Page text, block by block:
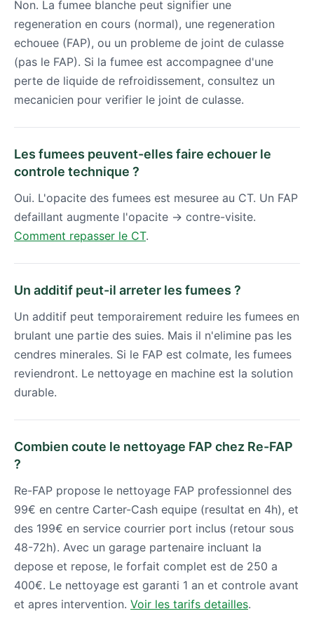
Non. La fumee blanche peut signifier une
regeneration en cours (normal), une regeneration
echouee (FAP), ou un probleme de joint de culasse
(pas le FAP). Si la fumee est accompagnee d'une
perte de liquide de refroidissement, consultez un
mecanicien pour verifier le joint de culasse.
Les fumees peuvent-elles faire echouer le
controle technique ?
Oui. L'opacite des fumees est mesuree au CT. Un FAP
defaillant augmente l'opacite → contre-visite.
Comment repasser le CT.
Un additif peut-il arreter les fumees ?
Un additif peut temporairement reduire les fumees en
brulant une partie des suies. Mais il n'elimine pas les
cendres minerales. Si le FAP est colmate, les fumees
reviendront. Le nettoyage en machine est la solution
durable.
Combien coute le nettoyage FAP chez Re-FAP
?
Re-FAP propose le nettoyage FAP professionnel des
99€ en centre Carter-Cash equipe (resultat en 4h), et
des 199€ en service courrier port inclus (retour sous
48-72h). Avec un garage partenaire incluant la
depose et repose, le forfait complet est de 250 a
400€. Le nettoyage est garanti 1 an et controle avant
et apres intervention. Voir les tarifs detailles.